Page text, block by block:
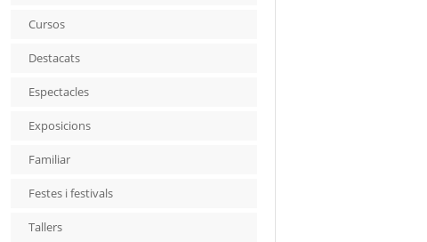
Cursos
Destacats
Espectacles
Exposicions
Familiar
Festes i festivals
Tallers